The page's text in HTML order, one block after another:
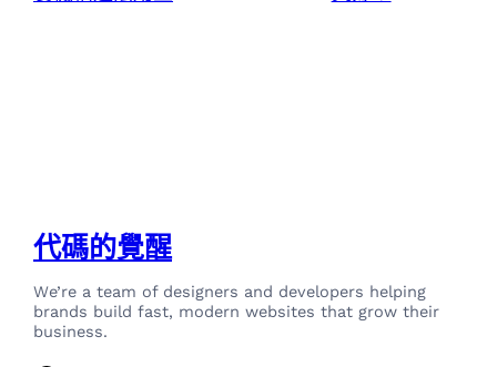
代碼的覺醒
We’re a team of designers and developers helping
brands build fast, modern websites that grow their
business.